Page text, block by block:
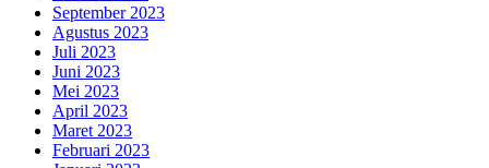
September 2023
Agustus 2023
Juli 2023
Juni 2023
Mei 2023
April 2023
Maret 2023
Februari 2023